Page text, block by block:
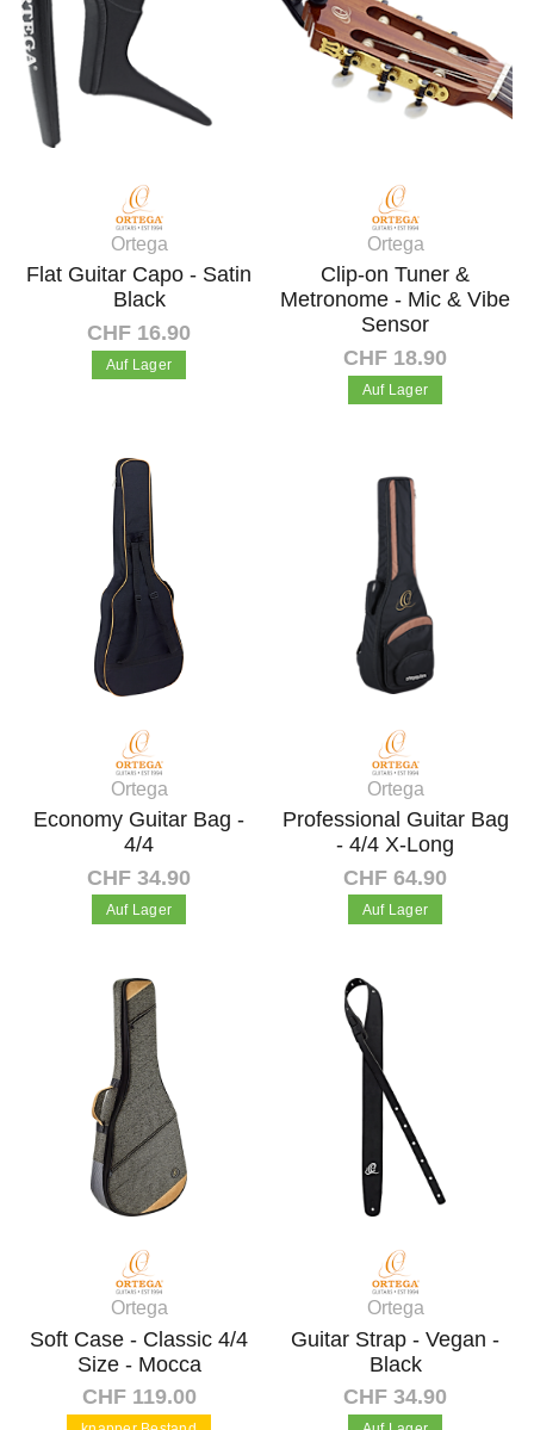
Ortega
Flat Guitar Capo - Satin
Black
CHF 16.90
Auf Lager
Ortega
Clip-on Tuner &
Metronome - Mic & Vibe
Sensor
CHF 18.90
Auf Lager
Ortega
Economy Guitar Bag -
4/4
CHF 34.90
Auf Lager
In den Warenkorb
Ortega
Professional Guitar Bag
- 4/4 X-Long
CHF 64.90
Auf Lager
In den Warenkorb
Ortega
Soft Case - Classic 4/4
Size - Mocca
CHF 119.00
Ortega
Guitar Strap - Vegan -
Black
CHF 34.90